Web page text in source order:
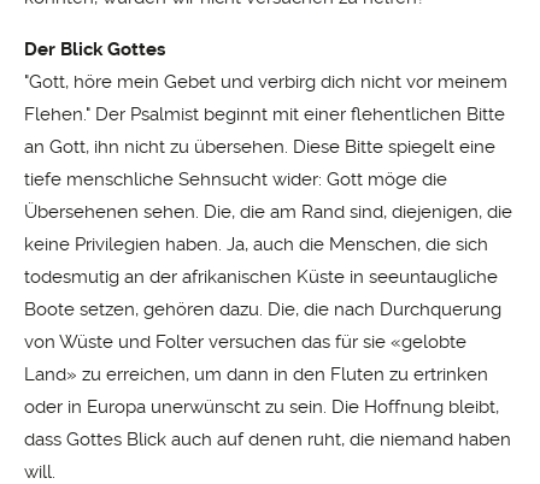
Der Blick Gottes
"Gott, höre mein Gebet und verbirg dich nicht vor meinem
Flehen." Der Psalmist beginnt mit einer flehentlichen Bitte
an Gott, ihn nicht zu übersehen. Diese Bitte spiegelt eine
tiefe menschliche Sehnsucht wider: Gott möge die
Übersehenen sehen. Die, die am Rand sind, diejenigen, die
keine Privilegien haben. Ja, auch die Menschen, die sich
todesmutig an der afrikanischen Küste in seeuntaugliche
Boote setzen, gehören dazu. Die, die nach Durchquerung
von Wüste und Folter versuchen das für sie «gelobte
Land» zu erreichen, um dann in den Fluten zu ertrinken
oder in Europa unerwünscht zu sein. Die Hoffnung bleibt,
dass Gottes Blick auch auf denen ruht, die niemand haben
will.